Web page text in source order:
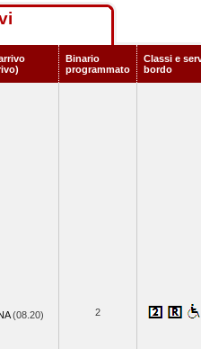
Binario
programmato
Classi e
bordo
(08.20) 2